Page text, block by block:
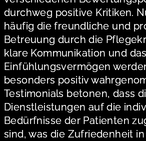
durchweg positive Kritiken.
häufig die freundliche und
Betreuung durch die
klare Kommunikation und
Einfühlungsvermögen
besonders positiv
Testimonials betonen, dass
Dienstleistungen auf die
Bedürfnisse der Patienten
sind, was die Zufriedenheit